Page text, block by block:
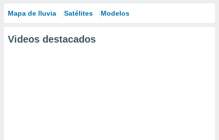
Mapa de lluvia Satélites Modelos
Videos destacados